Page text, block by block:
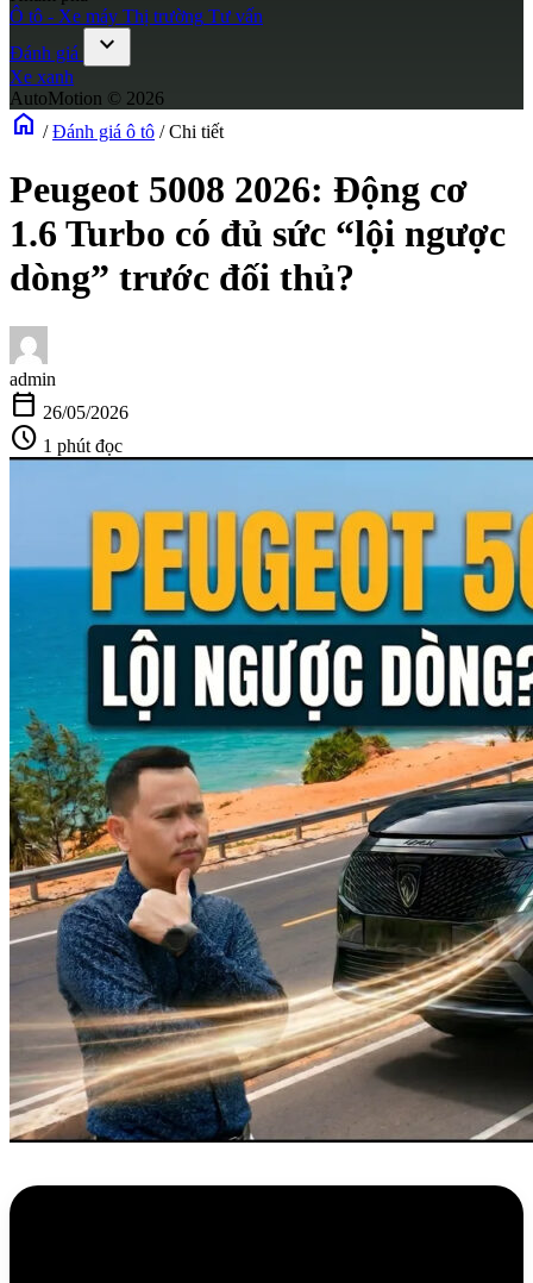
Ô tô - Xe máy Thị trường Tư vấn
Đánh giá
expand_more
Xe xanh
AutoMotion © 2026
home / Đánh giá ô tô / Chi tiết
Peugeot 5008 2026: Động cơ
1.6 Turbo có đủ sức “lội ngược
dòng” trước đối thủ?
admin
calendar_today 26/05/2026
schedule 1 phút đọc